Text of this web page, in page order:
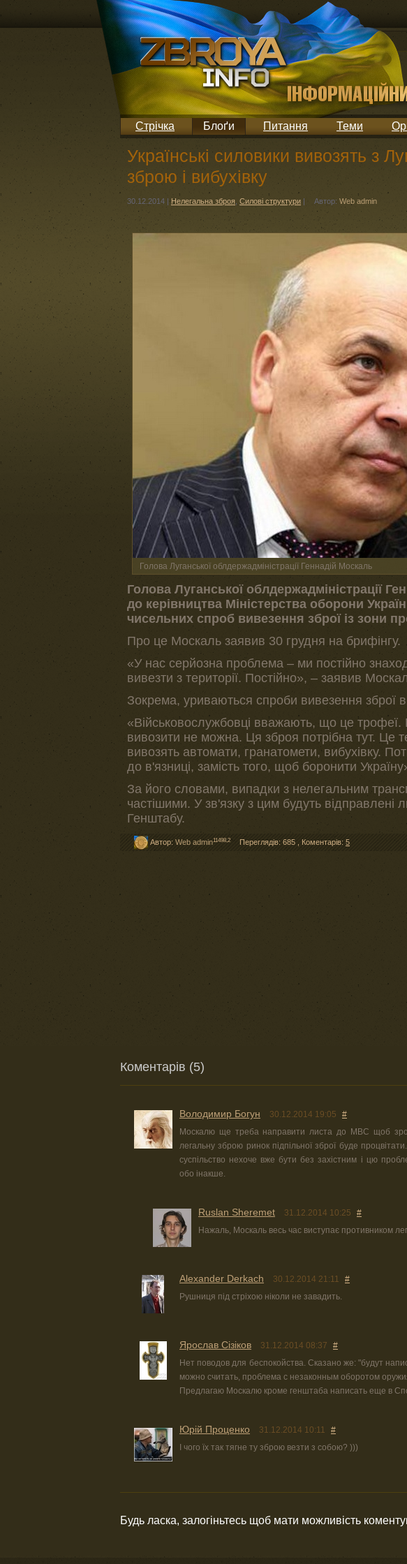
Стрічка Блоґи Питання Теми
Українські силовики вивозять з
зброю і вибухівку
30.12.2014 | Нелегальна зброя Силові структури | Автор: Web admin
Голова Луганської облдержадміністрації Геннадій Москаль
Голова Луганської облдержадміністрації
до керівництва Міністерства оборони
чисельних спроб вивезення зброї із зони
Про це Москаль заявив 30 грудня на брифінгу.
«У нас серйозна проблема – ми постійно
вивезти з території. Постійно», – заявив
Зокрема, уриваються спроби вивезення зброї
«Військовослужбовці вважають, що це трофеї.
вивозити не можна. Ця зброя потрібна тут. Це
вивозять автомати, гранатомети, вибухівку.
до в'язниці, замість того, щоб боронити
За його словами, випадки з нелегальним
частішими. У зв'язку з цим будуть відправлені
Генштабу.
Автор: Web admin11498,2 Переглядів: 685 Коментарів: 5
Коментарів (5)
Володимир Богун 30.12.2014 19:05 #
Москалю ще треба направити листа до МВС щоб
легальну зброю ринок підпільної зброї буде
суспільство нехоче вже бути без захістним і цю
обо інакше.
Ruslan Sheremet 31.12.2014 10:25 #
Нажаль, Москаль весь час виступає противником
Alexander Derkach 30.12.2014 21:11 #
Рушниця під стріхою ніколи не завадить.
Ярослав Сізіков 31.12.2014 08:37 #
Нет поводов для беспокойства. Сказано же: "будут
можно считать, проблема с незаконным оборотом
Предлагаю Москалю кроме генштаба написать еще в
Юрiй Проценко 31.12.2014 10:11 #
І чого їх так тягне ту зброю везти з собою? )))
Будь ласка, залогіньтесь щоб мати можливість